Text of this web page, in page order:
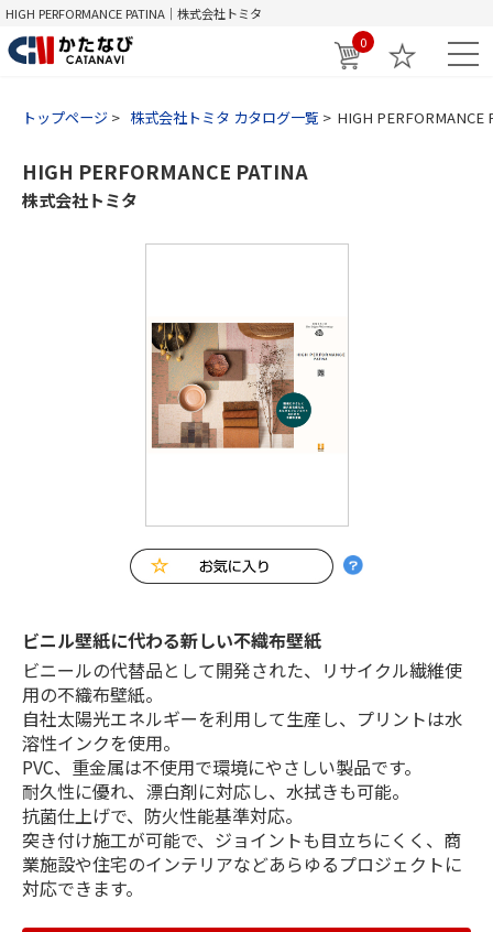
HIGH PERFORMANCE PATINA｜株式会社トミタ
0
トップページ 株式会社トミタ カタログ一覧 HIGH PERFORMANCE
HIGH PERFORMANCE PATINA
株式会社トミタ
ビニル壁紙に代わる新しい不織布壁紙
ビニールの代替品として開発された、リサイクル繊維使
用の不織布壁紙。
自社太陽光エネルギーを利用して生産し、プリントは水
溶性インクを使用。
PVC、重金属は不使用で環境にやさしい製品です。
耐久性に優れ、漂白剤に対応し、水拭きも可能。
抗菌仕上げで、防火性能基準対応。
突き付け施工が可能で、ジョイントも目立ちにくく、商
業施設や住宅のインテリアなどあらゆるプロジェクトに
対応できます。